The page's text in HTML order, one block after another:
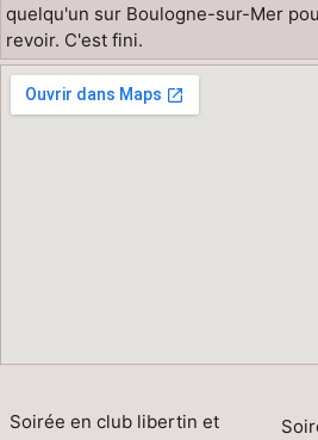
quelqu'un sur Boulogne-sur-Mer
revoir. C'est fini.
Soirée en club libertin et